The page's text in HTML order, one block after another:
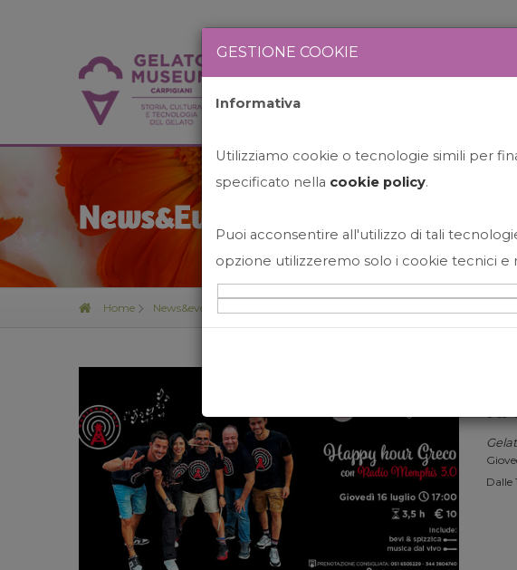
News&Events
Home News&events
Dalle
GESTIONE COOKIE
Informativa
Utilizziamo cookie o tecnologie simili per
specificato nella cookie policy.
Puoi acconsentire all'utilizzo di tali
opzione utilizzeremo solo i cookie tecnici e